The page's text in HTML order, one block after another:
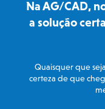
Na AG/CAD,
a solução
Quaisquer que
certeza de que